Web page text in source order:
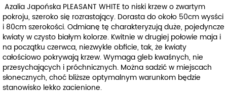
Azalia Japońska PLEASANT WHITEto niski krzew o zwartym
pokroju, szeroko się rozrastający. Dorasta do około 50cm wysści
i 80cm szerokości. Odmianę tę charakteryzują duże, pojedyncze
kwiaty w czysto białym kolorze. Kwitnie w drugiej połowie maja i
na początku czerwca, niezwykle obficie, tak, że kwiaty
całościowo pokrywają krzew.Wymaga gleb kwaśnych, nie
przesychających i próchnicznych. Można sadzić w miejscach
słonecznych, choć bliższe optymalnym warunkom będzie
stanowisko lekko zacienione.